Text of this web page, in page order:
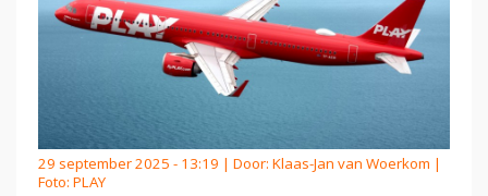
29 september 2025 - 13:19 | Door: Klaas-Jan van Woerkom |
Foto: PLAY